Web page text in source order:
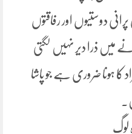
دوستیوں اور رفاقتوں
میں ذرا دیر نہیں لگتی
ہونا ضروری ہے جو پاشا
لوگ